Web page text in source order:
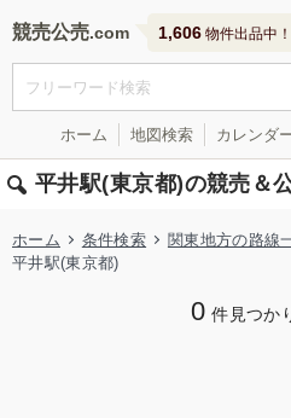
競売公売 1,606 物件出品中！
ホーム 地図検索 カレンダ
平井駅(東京都)の競売＆
ホーム 条件検索 関東地方の路線
平井駅(東京都)
0 件見つか